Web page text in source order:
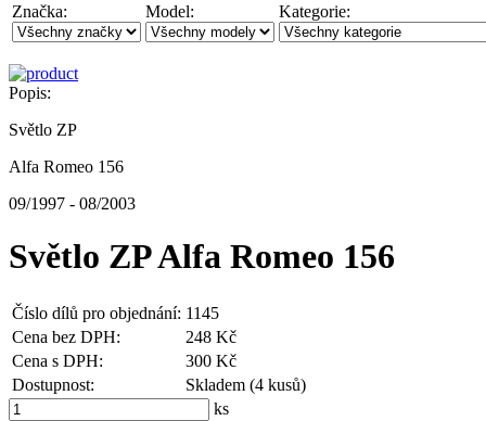
Značka:
Model: Kategorie:
Popis:
Světlo ZP
Alfa Romeo 156
09/1997 - 08/2003
Světlo ZP Alfa Romeo 156
Číslo dílů pro objednání: 1145
Cena bez DPH:
248 Kč
Cena s DPH:
300 Kč
Dostupnost:
Skladem (4 kusů)
ks